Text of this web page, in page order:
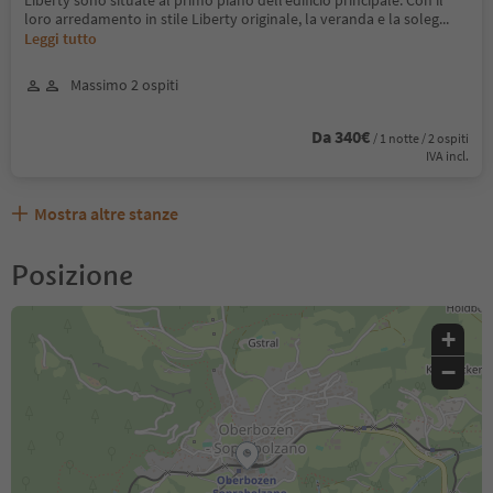
loro arredamento in stile Liberty originale, la veranda e la soleg...
Leggi tutto
Massimo 2 ospiti
Da 340€ / 1 notte / 2 ospiti
IVA incl.
Mostra altre stanze
Posizione
+
−